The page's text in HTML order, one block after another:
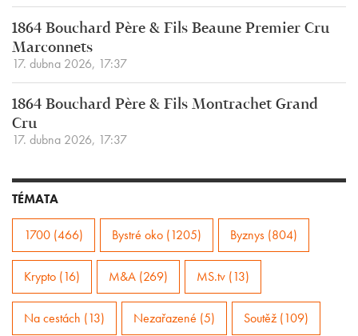
1864 Bouchard Père & Fils Beaune Premier Cru
Marconnets
17. dubna 2026, 17:37
1864 Bouchard Père & Fils Montrachet Grand
Cru
17. dubna 2026, 17:37
TÉMATA
1700 (466) Bystré oko (1205) Byznys (804)
Krypto (16) M&A (269) MS.tv (13)
Na cestách (13) Nezařazené (5) Soutěž (109)